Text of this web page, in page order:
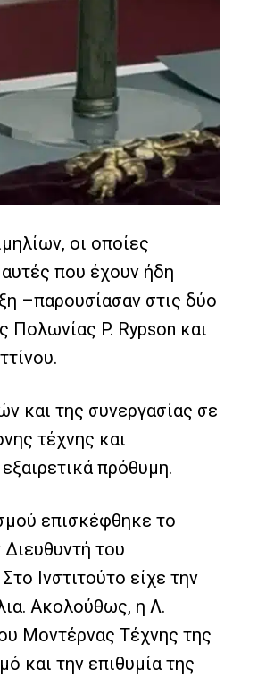
οι οποίες
που έχουν ήδη
–παρουσίασαν στις δύο
Πολωνίας P. Rypson και
και της συνεργασίας σε
τέχνης και
πρόθυμη.
επισκέφθηκε το
του
Ινστιτούτο είχε την
Ακολούθως, η Λ.
Μοντέρνας Τέχνης της
και την επιθυμία της